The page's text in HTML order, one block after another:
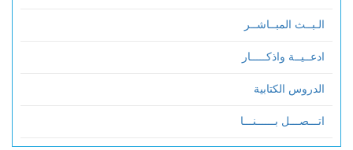
الـبــث المبــاشــر
ادعــيــة واذكـــــار
الدروس الكتابية
اتـــصـــل بــــــنـــا